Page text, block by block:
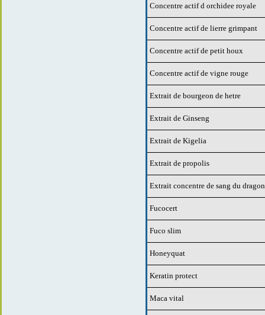
Concentre actif d orchidee royale
Concentre actif de lierre grimpant
Concentre actif de petit houx
Concentre actif de vigne rouge
Extrait de bourgeon de hetre
Extrait de Ginseng
Extrait de Kigelia
Extrait de propolis
Extrait concentre de sang du dragon
Fucocert
Fuco slim
Honeyquat
Keratin protect
Maca vital